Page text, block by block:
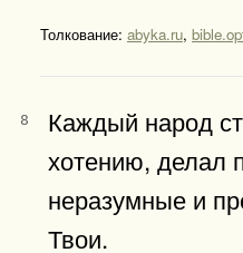
Толкование: abyka.ru,
8
Каждый народ
хотению, делал
неразумные и
Твои.